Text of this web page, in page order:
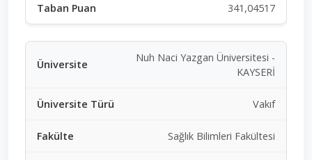
341,04517
Nuh Naci Yazgan Üniversitesi -
KAYSERİ
Vakıf
Sağlık Bilimleri Fakültesi